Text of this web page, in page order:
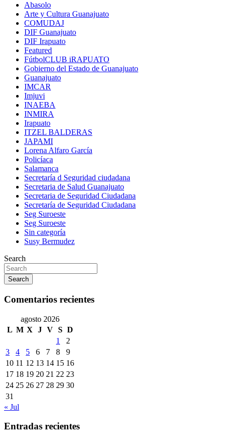
Abasolo
Arte y Cultura Guanajuato
COMUDAJ
DIF Guanajuato
DIF Irapuato
Featured
FútbolCLUB iRAPUATO
Gobierno del Estado de Guanajuato
Guanajuato
IMCAR
Imjuvi
INAEBA
INMIRA
Irapuato
ITZEL BALDERAS
JAPAMI
Lorena Alfaro García
Policíaca
Salamanca
Secretaría d Seguridad ciudadana
Secretaria de Salud Guanajuato
Secretaria de Seguridad Ciudadana
Secretaría de Seguridad Ciudadana
Seg Suroeste
Seg Suroeste
Sin categoría
Susy Bermudez
Search
Search
Comentarios recientes
agosto 2026
L M X J V S D
1
2
3
4 5 6 7 8
9
10 11 12 13 14 15 16
17 18 19 20 21 22 23
24 25 26 27 28 29 30
31
« Jul
Entradas recientes